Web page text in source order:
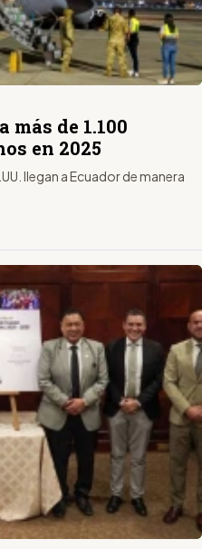
más de 1.100
en 2025
llegan a Ecuador de manera